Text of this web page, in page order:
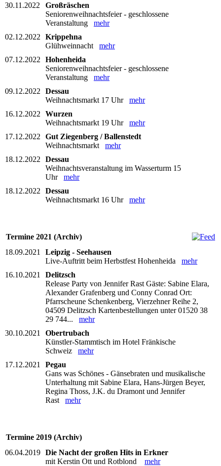
30.11.2022
Großräschen
Seniorenweihnachtsfeier - geschlossene
Veranstaltung mehr
02.12.2022
Krippehna
Glühweinnacht mehr
07.12.2022
Hohenheida
Seniorenweihnachtsfeier - geschlossene
Veranstaltung mehr
09.12.2022
Dessau
Weihnachtsmarkt 17 Uhr mehr
16.12.2022
Wurzen
Weihnachtsmarkt 19 Uhr mehr
17.12.2022
Gut Ziegenberg / Ballenstedt
Weihnachtsmarkt mehr
18.12.2022
Dessau
Weihnachtsveranstaltung im Wasserturm 15
Uhr mehr
18.12.2022
Dessau
Weihnachtsmarkt 16 Uhr mehr
Termine 2021 (Archiv)
18.09.2021
Leipzig - Seehausen
Live-Auftritt beim Herbstfest Hohenheida mehr
16.10.2021
Delitzsch
Release Party von Jennifer Rast Gäste: Sabine Elara,
Alexander Grafenberg und Conny Conrad Ort:
Pfarrscheune Schenkenberg, Vierzehner Reihe 2,
04509 Delitzsch Kartenbestellungen unter 01520 38
29 744... mehr
30.10.2021
Obertrubach
Künstler-Stammtisch im Hotel Fränkische
Schweiz mehr
17.12.2021
Pegau
Gans was Schönes - Gänsebraten und musikalische
Unterhaltung mit Sabine Elara, Hans-Jürgen Beyer,
Regina Thoss, J.K. du Dramont und Jennifer
Rast mehr
Termine 2019 (Archiv)
06.04.2019 Die Nacht der großen Hits in Erkner
mit Kerstin Ott und Rotblond mehr